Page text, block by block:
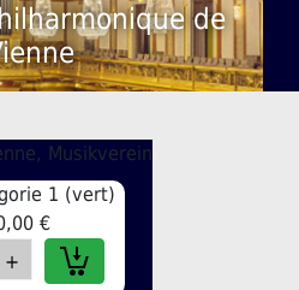
de
Musikverein
1 (vert)
€